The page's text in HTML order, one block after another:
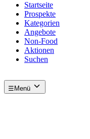
Startseite
Prospekte
Kategorien
Angebote
Non-Food
Aktionen
Suchen
☰ Menü